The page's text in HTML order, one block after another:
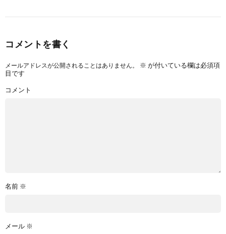
コメントを書く
メールアドレスが公開されることはありません。 ※ が付いている欄は必須項
目です
コメント
名前 ※
メール ※